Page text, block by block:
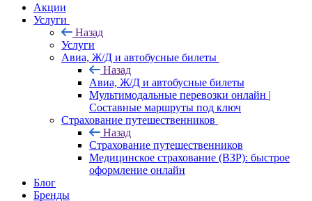
Акции
Услуги
Назад
Услуги
Авиа, Ж/Д и автобусные билеты
Назад
Авиа, Ж/Д и автобусные билеты
Мультимодальные перевозки онлайн |
Составные маршруты под ключ
Страхование путешественников
Назад
Страхование путешественников
Медицинское страхование (ВЗР): быстрое
оформление онлайн
Блог
Бренды